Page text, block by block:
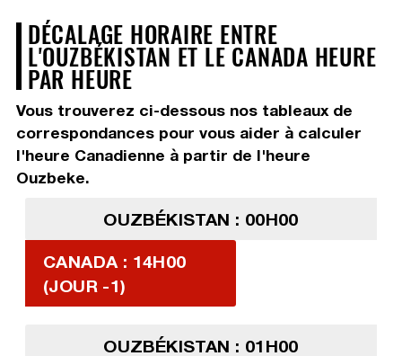
DÉCALAGE HORAIRE ENTRE
L'OUZBÉKISTAN ET LE CANADA HEURE
PAR HEURE
Vous trouverez ci-dessous nos tableaux de
correspondances pour vous aider à calculer
l'heure Canadienne à partir de l'heure
Ouzbeke.
OUZBÉKISTAN : 00H00
CANADA : 14H00
(JOUR -1)
OUZBÉKISTAN : 01H00